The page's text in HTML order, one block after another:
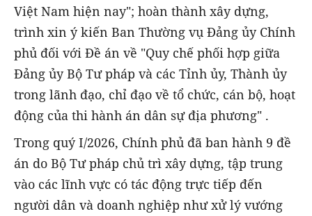
Việt Nam hiện nay"; hoàn thành xây dựng,
trình xin ý kiến Ban Thường vụ Đảng ủy Chính
phủ đối với Đề án về "Quy chế phối hợp giữa
Đảng ủy Bộ Tư pháp và các Tỉnh ủy, Thành ủy
trong lãnh đạo, chỉ đạo về tổ chức, cán bộ, hoạt
động của thi hành án dân sự địa phương" .
Trong quý I/2026, Chính phủ đã ban hành 9 đề
án do Bộ Tư pháp chủ trì xây dựng, tập trung
vào các lĩnh vực có tác động trực tiếp đến
người dân và doanh nghiệp như xử lý vướng